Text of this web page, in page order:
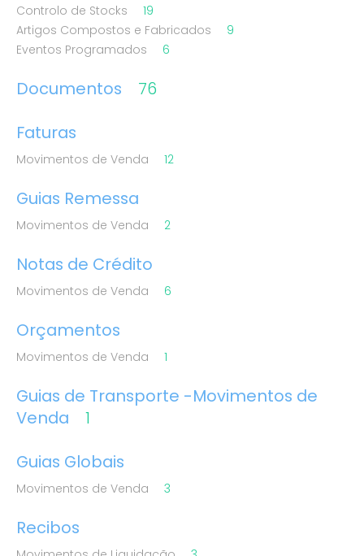
Controlo de Stocks
19
Artigos Compostos e Fabricados
9
Eventos Programados
6
Documentos
76
Faturas
Movimentos de Venda 12
Guias Remessa
Movimentos de Venda 2
Notas de Crédito
Movimentos de Venda 6
Orçamentos
Movimentos de Venda 1
Guias de Transporte -Movimentos de
Venda
1
Guias Globais
Movimentos de Venda 3
Recibos